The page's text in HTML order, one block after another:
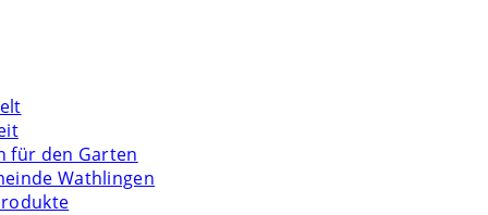
für den Garten
Wathlingen